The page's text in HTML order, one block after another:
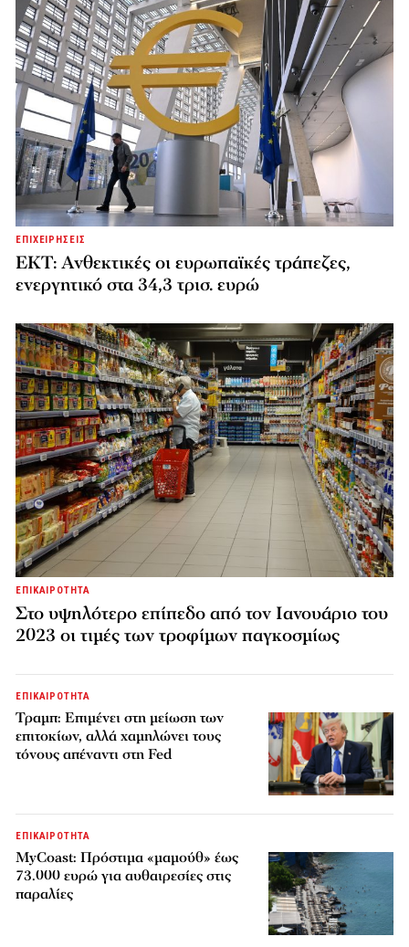
ΕΠΙΧΕΙΡΗΣΕΙΣ
ΕΚΤ: Ανθεκτικές οι ευρωπαϊκές τράπεζες,
ενεργητικό στα 34,3 τρισ. ευρώ
ΕΠΙΚΑΙΡΟΤΗΤΑ
Στο υψηλότερο επίπεδο από τον Ιανουάριο του
2023 οι τιμές των τροφίμων παγκοσμίως
ΕΠΙΚΑΙΡΟΤΗΤΑ
Τραμπ: Επιμένει στη μείωση των
επιτοκίων, αλλά χαμηλώνει τους
τόνους απέναντι στη Fed
ΕΠΙΚΑΙΡΟΤΗΤΑ
MyCoast: Πρόστιμα «μαμούθ» έως
73.000 ευρώ για αυθαιρεσίες στις
παραλίες